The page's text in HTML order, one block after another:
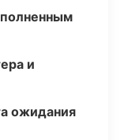
и
ожидания